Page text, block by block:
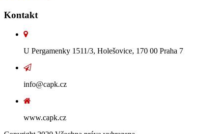
Kontakt
U Pergamenky 1511/3, Holešovice, 170 00 Praha 7
info@capk.cz
www.capk.cz